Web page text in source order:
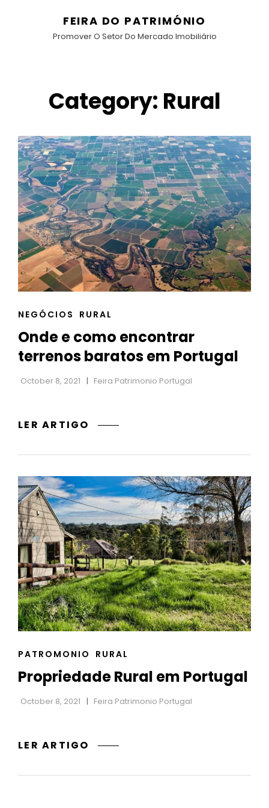
FEIRA DO PATRIMÓNIO
Promover O Setor Do Mercado Imobiliário
Category: Rural
CAT
NEGÓCIOS RURAL
Onde e como encontrar
terrenos baratos em Portugal
October 8, 2021 Feira Patrimonio Portugal
LER ARTIGO ONDE
COMO
TERRENOS
BARATOS
EM
PORTUGAL
CAT
PATROMONIO RURAL
Propriedade Rural em Portugal
October 8, 2021 Feira Patrimonio Portugal
LER ARTIGO PROPRIEDADE
EM